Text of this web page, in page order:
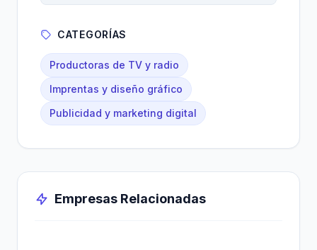
CATEGORÍAS
Productoras de TV y radio
Imprentas y diseño gráfico
Publicidad y marketing digital
Empresas Relacionadas